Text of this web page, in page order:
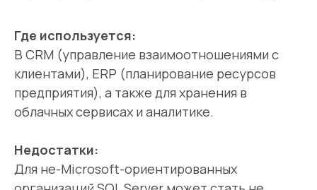
Где используется:
В CRM (управление взаимоотношениями с
клиентами), ERP (планирование ресурсов
предприятия), а также для хранения в
облачных сервисах и аналитике.
Недостатки:
Для не-Microsoft-ориентированных